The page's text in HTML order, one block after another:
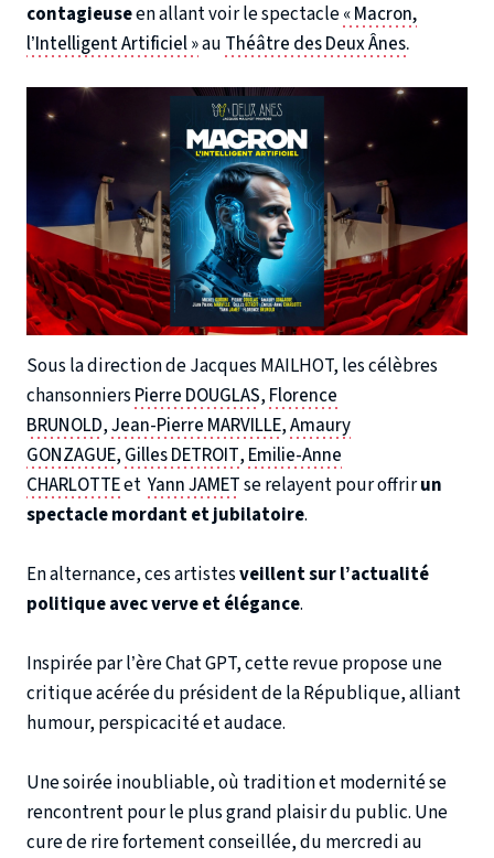
contagieuseen allant voir le spectacle« Macron,
l’Intelligent Artificiel »au Théâtre des Deux Ânes.
Sous la direction de Jacques MAILHOT, les célèbres
chansonniers Pierre DOUGLAS, Florence
BRUNOLD,Jean-Pierre MARVILLE,Amaury
GONZAGUE, Gilles DETROIT, Emilie-Anne
CHARLOTTEetYann JAMETse relayent pour offrirun
spectacle mordant et jubilatoire.
En alternance, ces artistesveillent sur l’actualité
politique avec verve et élégance.
Inspirée par l’ère Chat GPT, cette revue propose une
critique acérée du président de la République, alliant
humour, perspicacité et audace.
Une soirée inoubliable, où tradition et modernité se
rencontrent pour le plus grand plaisir du public. Une
cure de rire fortement conseillée, du mercredi au